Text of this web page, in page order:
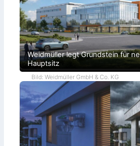
Weidmüller legt Grundstein für
Hauptsitz
Bild: Weidmüller GmbH & Co. KG